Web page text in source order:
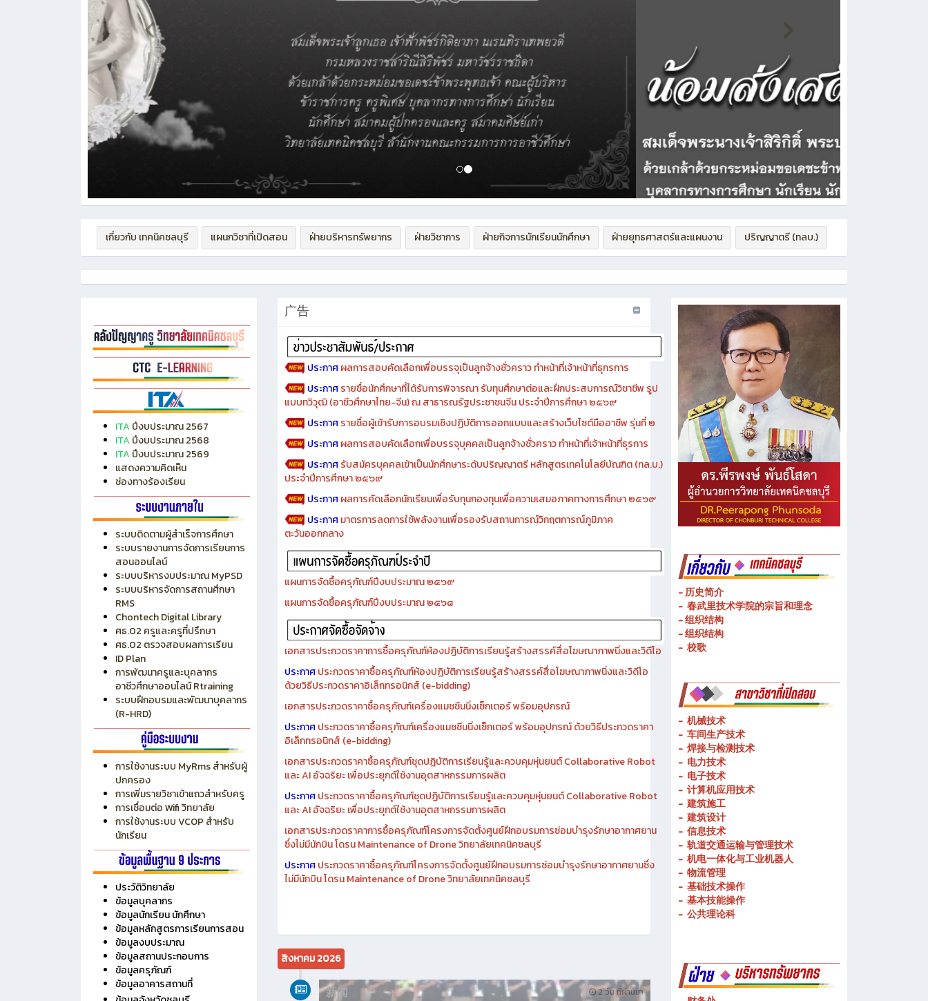
ITAปีงบประมาณ 2567
ITAปีงบประมาณ 2568
ปีงบประมาณ 2569
แสดงความคิดเห็น
ช่องทางร้องเรียน
ระบบติดตามผู้สำเร็จการศึกษา
ระบบรายงานการจัดการเรียนการ
สอนออนไลน์
ระบบบริหารงบประมาณ MyPSD
ระบบบริหารจัดการสถานศึกษา
RMS
Chontech Digital Library
ศธ.02 ครูและครูที่ปรึกษา
ศธ.02 ตรวจสอบผลการเรียน
ID Plan
การพัฒนาครูและบุคลากร
อาชีวศึกษาออนไลน์ Rtraining
ระบบฝึกอบรมและพัฒนาบุคลากร
(R-HRD)
การใช้งานระบบ MyRms สำหรับผู้
ปกครอง
การเพิ่มรายวิชาเข้าแถวสำหรับครู
การเชื่อมต่อ Wifi วิทยาลัย
การใช้งานระบบ VCOP สำหรับ
นักเรียน
ประวัติวิทยาลัย
ข้อมูลบุคลากร
ข้อมูลนักเรียน นักศึกษา
ข้อมูลหลักสูตรการเรียนการสอน
广告
ประกาศผลการสอบคัดเลือกเพื่อบรรจุเป็นลูกจ้างชั่วคราว ทำหน้าที่เจ้าหน้าที่ธุกรการ
ประกาศรายชื่อนักศึกษาที่ได้รับการพิจารณา รับทุนศึกษาต่อและฝึกประสบการณ์วิชาชีพ รูป
แบบทวิวุฒิ (อาชีวศึกษาไทย-จีน) ณ สาธารณรัฐประชาชนจีน ประจำปีการศึกษา ๒๕๖๙
ประกาศรายชื่อผู้เข้ารับการอบรมเชิงปฏิบัติการออกแบบและสร้างเว็บไซต์มืออาชีพ รุ่นที่ ๒
ประกาศผลการสอบคัดเลือกเพื่อบรรจุบุคคลเป็นลูกจ้างชั่วคราว ทำหน้าที่เจ้าหน้าที่ธุรการ
ประกาศรับสมัครบุคคลเข้าเป็นนักศึกษาระดับปริญญาตรี หลักสูตรเทคโนโลยีบัณฑิต (ทล.บ.)
ประจำปีการศึกษา ๒๕๖๙
ประกาศผลการคัดเลือกนักเรียนเพื่อรับทุนกองทุนเพื่อความเสมอภาคทางการศึกษา ๒๕๖๙
ประกาศมาตรการลดการใช้พลังงานเพื่อรองรับสถานการณ์วิกฤตการณ์ภูมิภาค
ตะวันออกกลาง
แผนการจัดซื้อครุภัณฑ์ปีงบประมาณ ๒๕๖๙
แผนการจัดซื้อครุภัณฑ์ปีงบประมาณ ๒๕๖๘
เอกสารประกวดราคาการซื้อครุภัณฑ์ห้องปฏิบัติการเรียนรู้สร้างสรรค์สื่อโฆษณาภาพนิ่งและวิดีโอ
ประกาศประกวดราคาซื้อครุภัณฑ์ห้องปฏิบัติการเรียนรู้สร้างสรรค์สื่อโฆษณาภาพนิ่งและวิดีโอ
ด้วยวิธีประกวดราคาอิเล็กทรอนิกส์ (e-bidding)
เอกสารประกวดราคาซื้อครุภัณฑ์เครื่องแมชชีนนิ่งเซ็กเตอร์ พร้อมอุปกรณ์
ประกาศประกวดราคาซื้อครุภัณฑ์เครื่องแมชชีนนิ่งเซ็กเตอร์ พร้อมอุปกรณ์ ด้วยวิธีประกวดราคา
อิเล็กทรอนิกส์ (e-bidding)
เอกสารประกวดราคาซื้อครุภัณฑ์ชุดปฏิบัติการเรียนรู้และควบคุมหุ่นยนต์ Collaborative Robot
และ AI อัจฉริยะ เพื่อประยุกต์ใช้งานอุตสาหกรรมการผลิต
ประกาศประกวดราคาซื้อครุภัณฑ์ชุดปฏิบัติการเรียนรู้และควบคุมหุ่นยนต์ Collaborative Robot
และ AI อัจฉริยะ เพื่อประยุกต์ใช้งานอุตสาหกรรมการผลิต
เอกสารประกวดราคาการซื้อครุภัณฑ์โครงการจัดตั้งศูนย์ฝึกอบรมการซ่อมบำรุงรักษาอากาศยาน
ไม่มีนักบิน โดรน Maintenance of Drone วิทยาลัยเทคนิคชลบุรี
- 历史简介
- 组织结构
- 校歌
- 机械技术
- 车间生产技术
-焊接与检测技术
-电力技术
- 电子技术
- 计算机应用技术
- 建筑施工
- 建筑设计
- 信息技术
- 轨道交通运输与管理技术
- 机电一体化与工业机器人
-公共理论科